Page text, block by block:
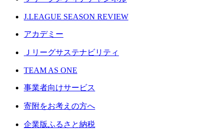
J.LEAGUE SEASON REVIEW
アカデミー
Ｊリーグサステナビリティ
TEAM AS ONE
事業者向けサービス
寄附をお考えの方へ
企業版ふるさと納税